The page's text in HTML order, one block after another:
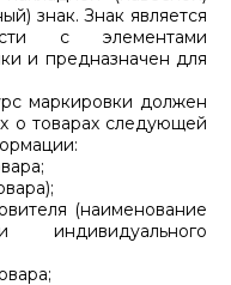
знак. Знак является
с элементами
и предназначен для
должен
о товарах следующей
(наименование